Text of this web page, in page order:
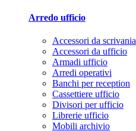
Arredo ufficio
Accessori da scrivania
Accessori da ufficio
Armadi ufficio
Arredi operativi
Banchi per reception
Cassettiere ufficio
Divisori per ufficio
Librerie ufficio
Mobili archivio